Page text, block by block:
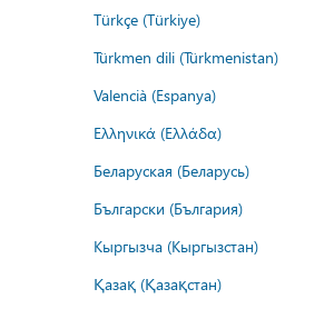
Türkçe (Türkiye)
Türkmen dili (Türkmenistan)
Valencià (Espanya)
Ελληνικά (Ελλάδα)
Беларуская (Беларусь)
Български (България)
Кыргызча (Кыргызстан)
Қазақ (Қазақстан)